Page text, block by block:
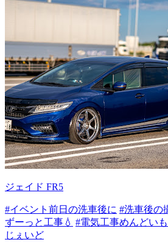
ジェイド FR5
#イベント前日の洗車後に #洗車後の
ずーっと工事💧 #電気工事めんどいも
じぇいど